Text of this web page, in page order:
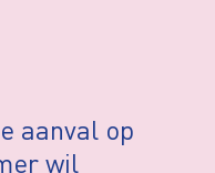
aanval op
wil